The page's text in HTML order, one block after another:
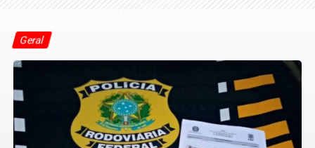
Geral